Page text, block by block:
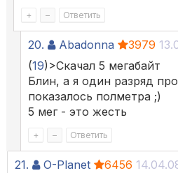
+ – Ответить
20. Abadonna 3979
(19)>Скачал 5 мегабайт
Блин, а я один разряд
показалось полметра ;)
5 мег - это жесть
+ – Ответить
21. O-Planet 6456